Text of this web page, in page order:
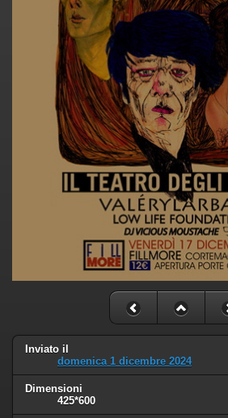
Inviato il
domenica 1 dicembre 2024
Dimensioni
425*600